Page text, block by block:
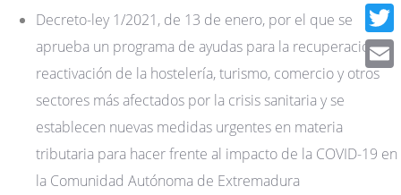
Decreto-ley 1/2021, de 13 de enero, por el que se
aprueba un programa de ayudas para la recuperación y
reactivación de la hostelería, turismo, comercio y otros
sectores más afectados por la crisis sanitaria y se
establecen nuevas medidas urgentes en materia
tributaria para hacer frente al impacto de la COVID-19 en
la Comunidad Autónoma de Extremadura
Email